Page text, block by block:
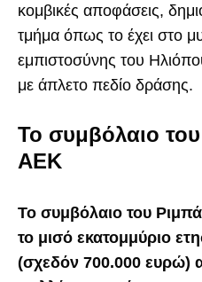
κομβικές αποφάσεις,
τμήμα όπως το έχει στο
εμπιστοσύνης του
με άπλετο πεδίο δράσης.
Το συμβόλαιο
ΑΕΚ
Το συμβόλαιο του
το μισό εκατομμύριο
(σχεδόν 700.000 ευρώ)